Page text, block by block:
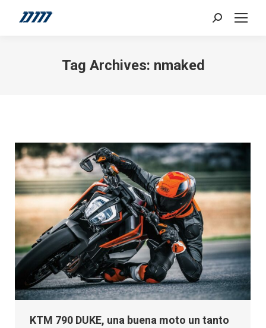
Search:
Tag Archives: nmaked
KTM 790 DUKE, una buena moto un tanto